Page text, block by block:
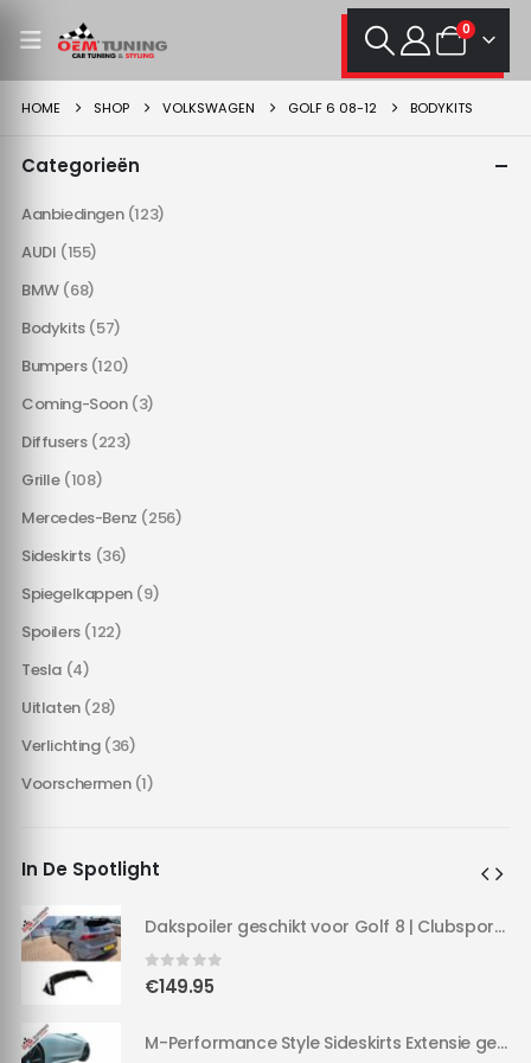
0
HOME SHOP VOLKSWAGEN GOLF 6 08-12 BODYKITS
Categorieën
Aanbiedingen (123)
AUDI (155)
BMW (68)
Bodykits (57)
Bumpers (120)
Coming-Soon (3)
Diffusers (223)
Grille (108)
Mercedes-Benz (256)
Sideskirts (36)
Spiegelkappen (9)
Spoilers (122)
Tesla (4)
Uitlaten (28)
Verlichting (36)
Voorschermen (1)
In De Spotlight
Dakspoiler geschikt voor Golf 8 | Clubsport LOOK | 20-24 | Hoogglans Zwart |
0out of 5
€149.95
M-Performance Style Sideskirts Extensie geschikt voor F30/F31 | 3 serie | M-TECH Hoogglans zwart |